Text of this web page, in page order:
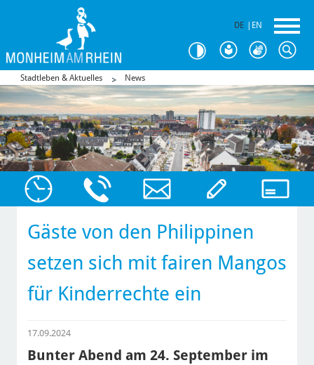
DE EN
Stadtleben & Aktuelles News
Gäste von den Philippinen
setzen sich mit fairen Mangos
für Kinderrechte ein
17.09.2024
Bunter Abend am 24. September im